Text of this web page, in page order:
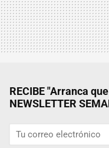
RECIBE "Arranca
NEWSLETTER